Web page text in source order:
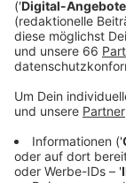
120.000 Euro.
Veröffentlicht:
Der 1,7
der rechten